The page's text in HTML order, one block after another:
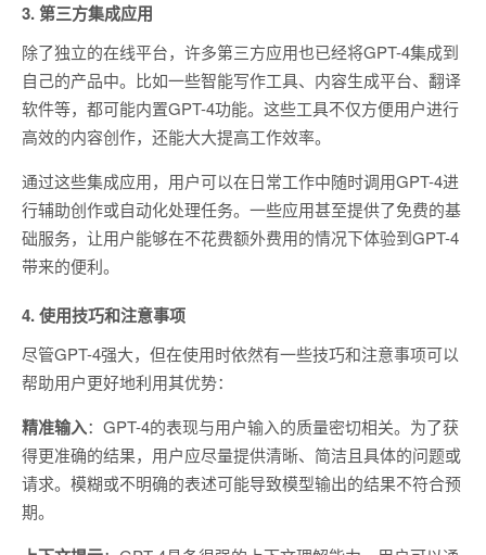
3. 第三方集成应用
除了独立的在线平台，许多第三方应用也已经将GPT-4集成到
自己的产品中。比如一些智能写作工具、内容生成平台、翻译
软件等，都可能内置GPT-4功能。这些工具不仅方便用户进行
高效的内容创作，还能大大提高工作效率。
通过这些集成应用，用户可以在日常工作中随时调用GPT-4进
行辅助创作或自动化处理任务。一些应用甚至提供了免费的基
础服务，让用户能够在不花费额外费用的情况下体验到GPT-4
带来的便利。
4. 使用技巧和注意事项
尽管GPT-4强大，但在使用时依然有一些技巧和注意事项可以
帮助用户更好地利用其优势：
精准输入：GPT-4的表现与用户输入的质量密切相关。为了获
得更准确的结果，用户应尽量提供清晰、简洁且具体的问题或
请求。模糊或不明确的表述可能导致模型输出的结果不符合预
期。